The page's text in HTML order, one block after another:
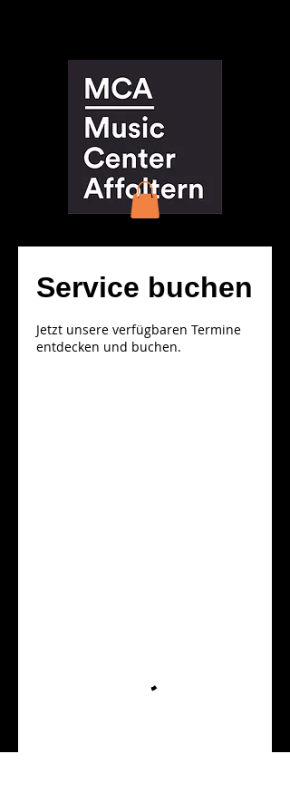
Service buchen
Jetzt unsere verfügbaren Termine
entdecken und buchen.